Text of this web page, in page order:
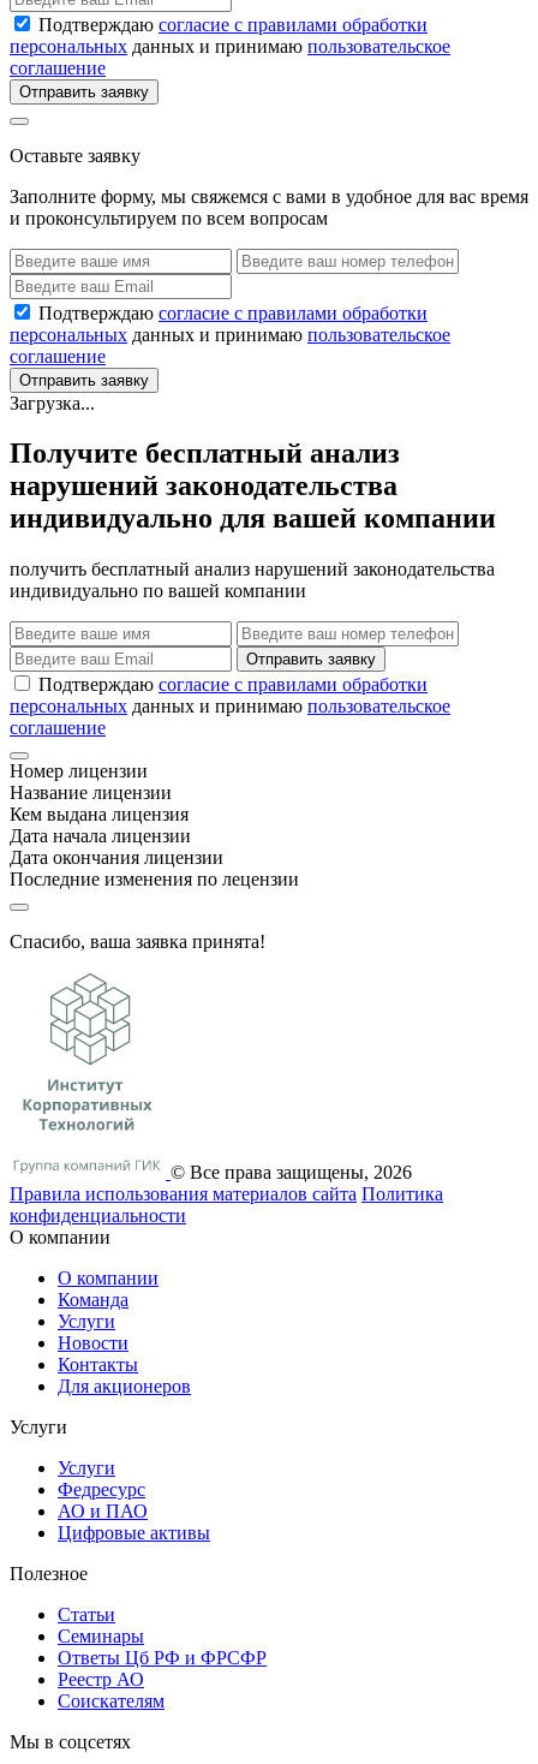
Подтверждаю согласие с правилами обработки
персональных данных и принимаю пользовательское
соглашение
Отправить заявку
Оставьте заявку
Заполните форму, мы свяжемся с вами в удобное для вас время
и проконсультируем по всем вопросам
Подтверждаю согласие с правилами обработки
персональных данных и принимаю пользовательское
соглашение
Отправить заявку
Загрузка...
Получите бесплатный анализ
нарушений законодательства
индивидуально для вашей компании
получить бесплатный анализ нарушений законодательства
индивидуально по вашей компании
Отправить заявку
Подтверждаю согласие с правилами обработки
персональных данных и принимаю пользовательское
соглашение
Номер лицензии
Название лицензии
Кем выдана лицензия
Дата начала лицензии
Дата окончания лицензии
Последние изменения по лецензии
Спасибо, ваша заявка принята!
© Все права защищены, 2026
Правила использования материалов сайта Политика
конфиденциальности
О компании
О компании
Команда
Услуги
Новости
Контакты
Для акционеров
Услуги
Услуги
Федресурс
АО и ПАО
Цифровые активы
Полезное
Статьи
Cеминары
Ответы Цб РФ и ФРСФР
Реестр АО
Соискателям
Мы в соцсетях